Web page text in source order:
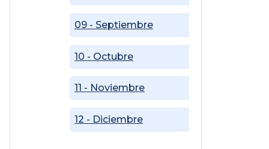
09 - Septiembre
10 - Octubre
11 - Noviembre
12 - Diciembre